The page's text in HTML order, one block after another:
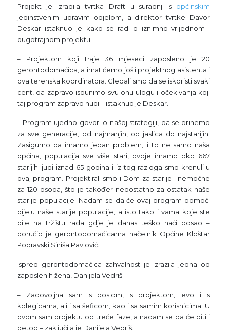
Projekt je izradila tvrtka Draft u suradnji s općinskim
jedinstvenim upravim odjelom, a direktor tvrtke Davor
Deskar istaknuo je kako se radi o iznimno vrijednom i
dugotrajnom projektu.
– Projektom koji traje 36 mjeseci zaposleno je 20
gerontodomaćica, a imat ćemo još i projektnog asistenta i
dva terenska koordinatora. Gledali smo da se iskoristi svaki
cent, da zapravo ispunimo svu onu ulogu i očekivanja koji
taj program zapravo nudi – istaknuo je Deskar.
– Program ujedno govori o našoj strategiji, da se brinemo
za sve generacije, od najmanjih, od jaslica do najstarijih.
Zasigurno da imamo jedan problem, i to ne samo naša
općina, populacija sve više stari, ovdje imamo oko 667
starijih ljudi iznad 65 godina i iz tog razloga smo krenuli u
ovaj program. Projektirali smo i Dom za starije i nemoćne
za 120 osoba, što je također nedostatno za ostatak naše
starije populacije. Nadam se da će ovaj program pomoći
dijelu naše starije populacije, a isto tako i vama koje ste
bile na tržištu rada gdje je danas teško naći posao –
poručio je gerontodomaćicama načelnik Općine Kloštar
Podravski Siniša Pavlović.
Ispred gerontodomaćica zahvalnost je izrazila jedna od
zaposlenih žena, Danijela Vedriš.
– Zadovoljna sam s poslom, s projektom, evo i s
kolegicama, ali i sa šeficom, kao i sa samim korisnicima. U
ovom sam projektu od treće faze, a nadam se da će biti i
petog – zaključila je Danijela Vedriš.